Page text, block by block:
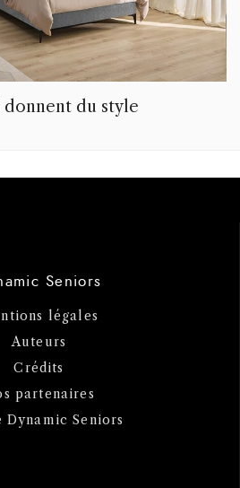
du style
Seniors
légales
Auteurs
Crédits
partenaires
Dynamic Seniors